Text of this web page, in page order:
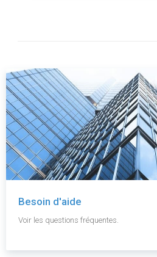
Besoin d'aide
Voir les questions fréquentes.